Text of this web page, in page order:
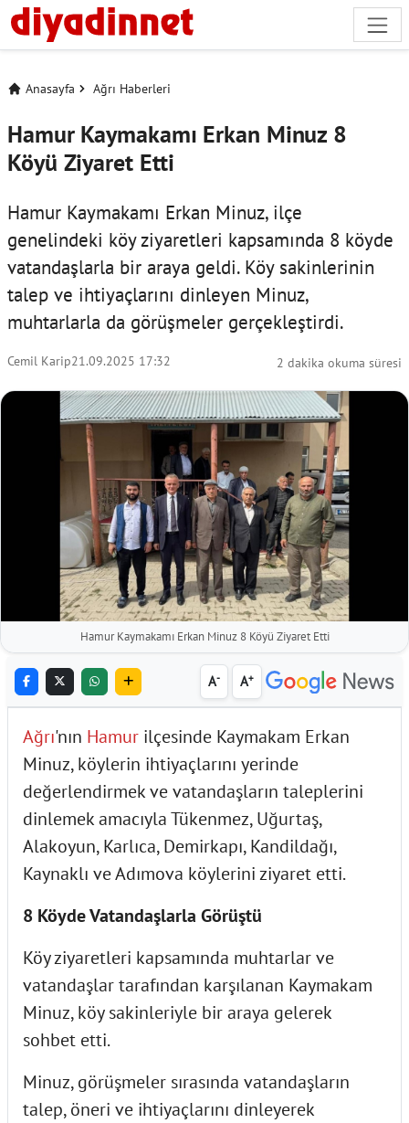
Anasayfa Ağrı Haberleri
Hamur Kaymakamı Erkan Minuz 8
Köyü Ziyaret Etti
Hamur Kaymakamı Erkan Minuz, ilçe
genelindeki köy ziyaretleri kapsamında 8 köyde
vatandaşlarla bir araya geldi. Köy sakinlerinin
talep ve ihtiyaçlarını dinleyen Minuz,
muhtarlarla da görüşmeler gerçekleştirdi.
Cemil Karip21.09.2025 17:32 2 dakika okuma süresi
Hamur Kaymakamı Erkan Minuz 8 Köyü Ziyaret Etti
A- A+
Ağrı'nın Hamur ilçesinde Kaymakam Erkan
Minuz, köylerin ihtiyaçlarını yerinde
değerlendirmek ve vatandaşların taleplerini
dinlemek amacıyla Tükenmez, Uğurtaş,
Alakoyun, Karlıca, Demirkapı, Kandildağı,
Kaynaklı ve Adımova köylerini ziyaret etti.
8 Köyde Vatandaşlarla Görüştü
Köy ziyaretleri kapsamında muhtarlar ve
vatandaşlar tarafından karşılanan Kaymakam
Minuz, köy sakinleriyle bir araya gelerek
sohbet etti.
Minuz, görüşmeler sırasında vatandaşların
talep, öneri ve ihtiyaçlarını dinleyerek